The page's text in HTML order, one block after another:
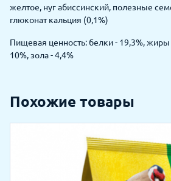
желтое, нуг абиссинский, полезные
глюконат кальция (0,1%)
Пищевая ценность: белки - 19,3%, жиры
10%, зола - 4,4%
Похожие товары